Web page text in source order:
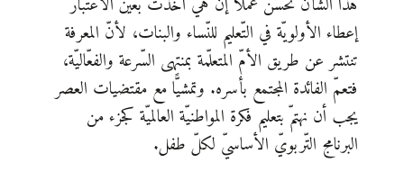
إعطاء الأولويّة في التّعليم للنّساء والبنات، لأنّ المعرفة
تنتشر عن طريق الأمّ المتعلّمة بمنتهى السّرعة والفعّاليّة،
فتعمّ الفائدة المجتمع بأسره. وتمشيًّا مع مقتضيات العصر
يجب أن نهتمّ بتعليم فكرة المواطنيّة العالميّة كجزء من
البرنامج التّربويّ الأساسيّ لكلّ طفل.